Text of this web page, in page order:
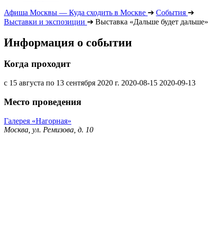
Афиша Москвы — Куда сходить в Москве ➔ События ➔
Выставки и экспозиции ➔ Выставка «Дальше будет дальше»
Информация о событии
Когда проходит
с 15 августа по 13 сентября 2020 г. 2020-08-15 2020-09-13
Место проведения
Галерея «Нагорная»
Москва, ул. Ремизова, д. 10